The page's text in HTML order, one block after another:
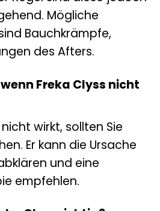
Mögliche
Bauchkrämpfe,
des Afters.
Freka Clyss nicht
wirkt, sollten Sie
Er kann die Ursache
und eine
empfehlen.